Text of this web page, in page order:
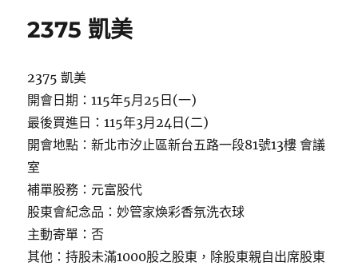
2375 凱美
2375 凱美
開會日期：115年5月25日(一)
最後買進日：115年3月24日(二)
開會地點：新北市汐止區新台五路一段81號13樓 會議
室
補單股務：元富股代
股東會紀念品：妙管家煥彩香氛洗衣球
主動寄單：否
其他：持股未滿1000股之股東，除股東親自出席股東